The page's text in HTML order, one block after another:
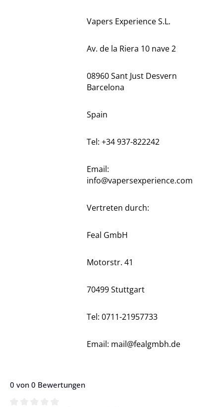
Vapers Experience S.L.
Av. de la Riera 10 nave 2
08960 Sant Just Desvern
Barcelona
Spain
Tel: +34 937-822242
Email:
info@vapersexperience.com
Vertreten durch:
Feal GmbH
Motorstr. 41
70499 Stuttgart
Tel: 0711-21957733
Email: mail@fealgmbh.de
0 von 0 Bewertungen